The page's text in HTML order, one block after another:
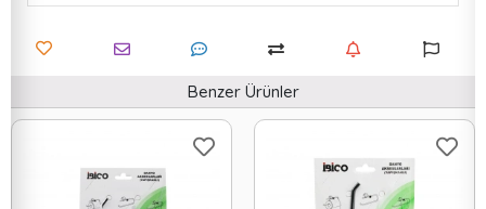
Benzer Ürünler